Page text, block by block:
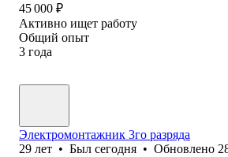
45 000 ₽
Активно ищет работу
Общий опыт
3 года
Электромонтажник 3го разряда
29 лет • Был сегодня • Обновлено